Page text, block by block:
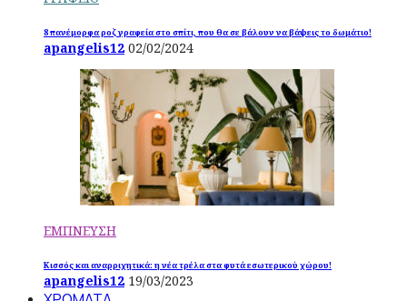
8 πανέμορφα ροζ γραφεία στο σπίτι, που θα σε βάλουν να βάψεις το δωμάτιο!
apangelis12 02/02/2024
ΕΜΠΝΕΥΣΗ
Κισσός και αναρριχητικά: η νέα τρέλα στα φυτά εσωτερικού χώρου!
apangelis12 19/03/2023